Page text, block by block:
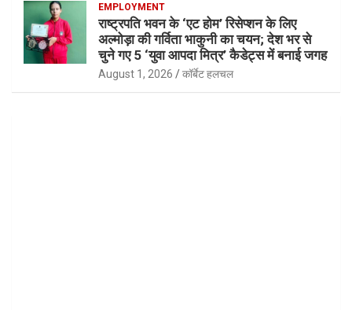
EMPLOYMENT
राष्ट्रपति भवन के ‘एट होम’ रिसेप्शन के लिए
अल्मोड़ा की गर्विता भाकुनी का चयन; देश भर से
चुने गए 5 ‘युवा आपदा मित्र’ कैडेट्स में बनाई जगह
August 1, 2026 कॉर्बेट हलचल